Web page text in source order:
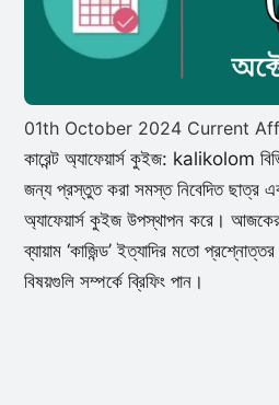
01th October 2024 Current
কারেন্ট অ্যাফেয়ার্স কুইজ: kalikolom
জন্য প্রস্তুত করা সমস্ত নিবেদিত ছাত্র
অ্যাফেয়ার্স কুইজ উপস্থাপন করে।
ব্যায়াম ‘কাজিন্ড’ ইত্যাদির মতো
বিষয়গুলি সম্পর্কে ব্রিফিং পান।